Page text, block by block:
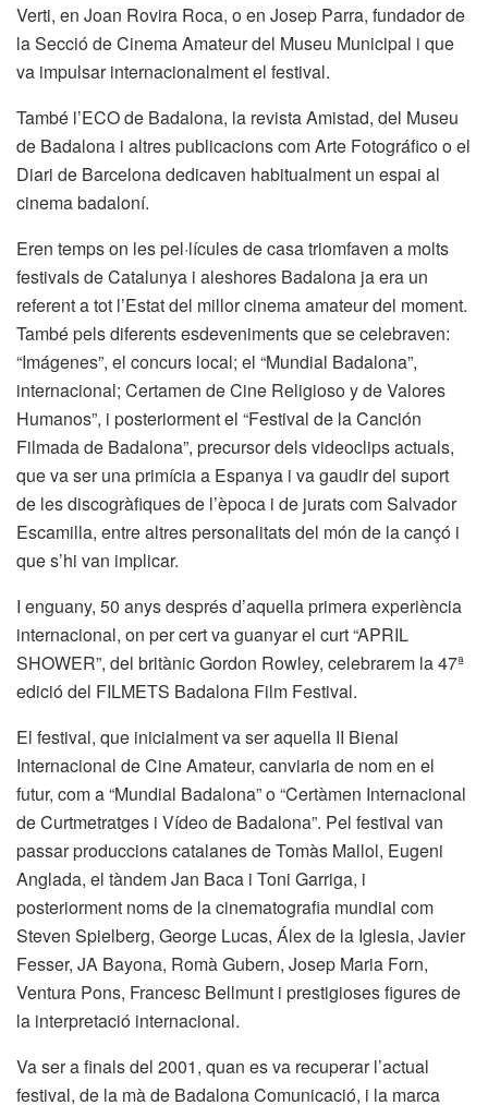
Verti, en Joan Rovira Roca, o en Josep Parra, fundador de
la Secció de Cinema Amateur del Museu Municipal i que
va impulsar internacionalment el festival.
També l’ECO de Badalona, la revista Amistad, del Museu
de Badalona i altres publicacions com Arte Fotográfico o el
Diari de Barcelona dedicaven habitualment un espai al
cinema badaloní.
Eren temps on les pel·lícules de casa triomfaven a molts
festivals de Catalunya i aleshores Badalona ja era un
referent a tot l’Estat del millor cinema amateur del moment.
També pels diferents esdeveniments que se celebraven:
“Imágenes”, el concurs local; el “Mundial Badalona”,
internacional; Certamen de Cine Religioso y de Valores
Humanos”, i posteriorment el “Festival de la Canción
Filmada de Badalona”, precursor dels videoclips actuals,
que va ser una primícia a Espanya i va gaudir del suport
de les discogràfiques de l’època i de jurats com Salvador
Escamilla, entre altres personalitats del món de la cançó i
que s’hi van implicar.
I enguany, 50 anys després d’aquella primera experiència
internacional, on per cert va guanyar el curt “APRIL
SHOWER”, del britànic Gordon Rowley, celebrarem la 47ª
edició del FILMETS Badalona Film Festival.
El festival, que inicialment va ser aquella II Bienal
Internacional de Cine Amateur, canviaria de nom en el
futur, com a “Mundial Badalona” o “Certàmen Internacional
de Curtmetratges i Vídeo de Badalona”. Pel festival van
passar produccions catalanes de Tomàs Mallol, Eugeni
Anglada, el tàndem Jan Baca i Toni Garriga, i
posteriorment noms de la cinematografia mundial com
Steven Spielberg, George Lucas, Álex de la Iglesia, Javier
Fesser, JA Bayona, Romà Gubern, Josep Maria Forn,
Ventura Pons, Francesc Bellmunt i prestigioses figures de
la interpretació internacional.
Va ser a finals del 2001, quan es va recuperar l’actual
festival, de la mà de Badalona Comunicació, i la marca